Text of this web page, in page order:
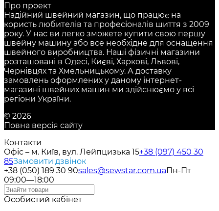
Про проект
Надійний швейний магазин, що працює на
користь любителів та професіоналів шиття з 2009
року. У нас ви легко зможете купити свою першу
швейну машину або все необхідне для оснащення
швейного виробництва. Наші фізичні магазини
розташовані в Одесі, Києві, Харкові, Львові,
Чернівцях та Хмельницькому. А доставку
замовлень оформлених у даному інтернет-
магазині швейних машин ми здійснюємо у всі
регіони України.
© 2026
Повна версія сайту
Контакти
Офіс – м. Київ, вул. Лейпцизька 15+38 (097) 450 30
85Замовити дзвінок
+38 (050) 189 30 90sales@sewstar.com.uaПн-Пт
09:00—18:00
Особистий кабінет